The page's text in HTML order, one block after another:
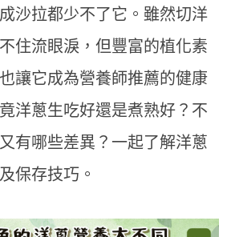
沙拉都少不了它。雖然切洋
住流眼淚，但豐富的植化素
讓它成為營養師推薦的健康
洋蔥生吃好還是煮熟好？不
有哪些差異？一起了解洋蔥
保存技巧。